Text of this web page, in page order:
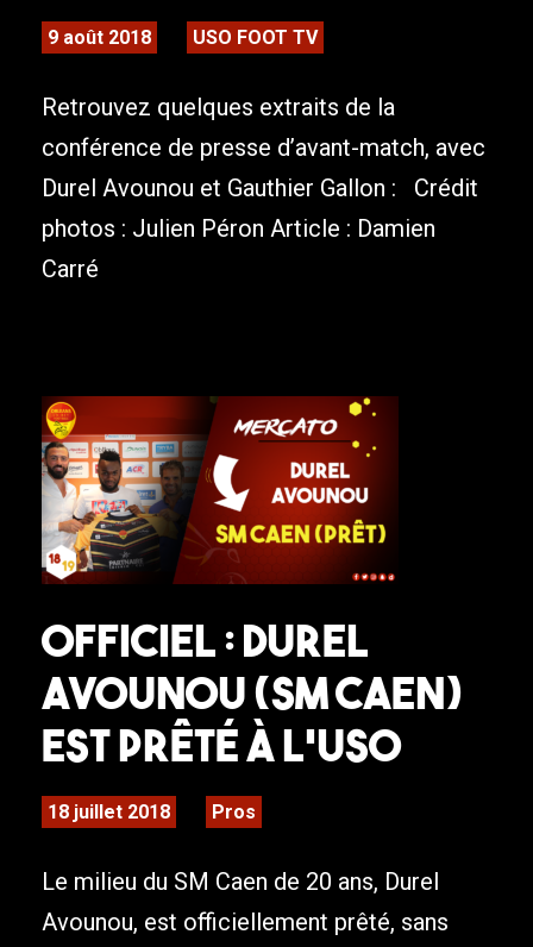
9 août 2018 USO FOOT TV
Retrouvez quelques extraits de la
conférence de presse d’avant-match, avec
Durel Avounou et Gauthier Gallon : Crédit
photos : Julien Péron Article : Damien
Carré
Officiel : Durel
Avounou (SM Caen)
est prêté à l’USO
18 juillet 2018 Pros
Le milieu du SM Caen de 20 ans, Durel
Avounou, est officiellement prêté, sans